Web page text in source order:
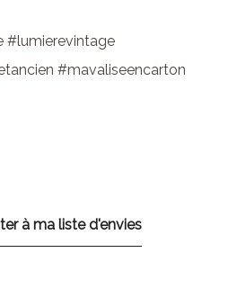
#lumierevintage
#mavaliseencarton
à ma liste d'envies